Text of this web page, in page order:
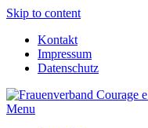
Skip to content
Kontakt
Impressum
Datenschutz
Menu